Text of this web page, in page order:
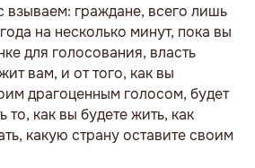
граждане, всего лишь
на несколько минут, пока вы
для голосования, власть
вам, и от того, как вы
драгоценным голосом, будет
то, как вы будете жить, как
какую страну оставите своим